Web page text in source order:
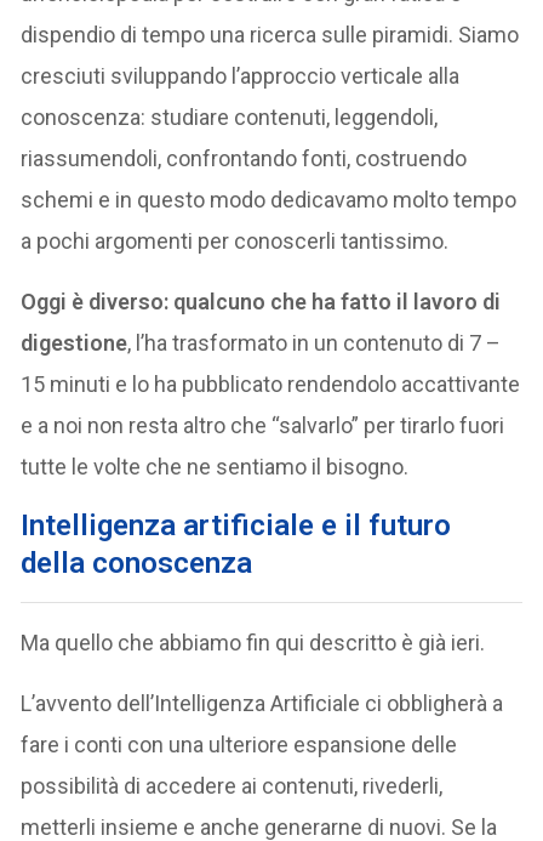
dispendio di tempo una ricerca sulle piramidi. Siamo
cresciuti sviluppando l’approccio verticale alla
conoscenza: studiare contenuti, leggendoli,
riassumendoli, confrontando fonti, costruendo
schemi e in questo modo dedicavamo molto tempo
a pochi argomenti per conoscerli tantissimo.
Oggi è diverso: qualcuno che ha fatto il lavoro di
digestione, l’ha trasformato in un contenuto di 7 –
15 minuti e lo ha pubblicato rendendolo accattivante
e a noi non resta altro che “salvarlo” per tirarlo fuori
tutte le volte che ne sentiamo il bisogno.
Intelligenza artificiale e il futuro
della conoscenza
Ma quello che abbiamo fin qui descritto è già ieri.
L’avvento dell’Intelligenza Artificiale ci obbligherà a
fare i conti con una ulteriore espansione delle
possibilità di accedere ai contenuti, rivederli,
metterli insieme e anche generarne di nuovi. Se la